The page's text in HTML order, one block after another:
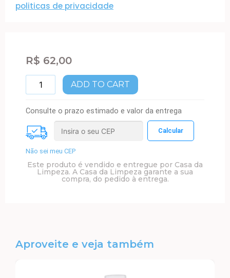
politicas de privacidade
R$ 62,00
ADD TO CART
Consulte o prazo estimado e valor da entrega
Não sei meu CEP
Este produto é vendido e entregue por Casa da
Limpeza. A Casa da Limpeza garante a sua
compra, do pedido à entrega.
Aproveite e veja também